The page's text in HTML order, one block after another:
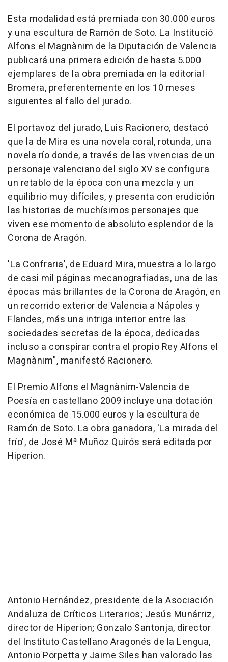
Esta modalidad está premiada con 30.000 euros
y una escultura de Ramón de Soto. La Institució
Alfons el Magnànim de la Diputación de Valencia
publicará una primera edición de hasta 5.000
ejemplares de la obra premiada en la editorial
Bromera, preferentemente en los 10 meses
siguientes al fallo del jurado.
El portavoz del jurado, Luis Racionero, destacó
que la de Mira es una novela coral, rotunda, una
novela río donde, a través de las vivencias de un
personaje valenciano del siglo XV se configura
un retablo de la época con una mezcla y un
equilibrio muy difíciles, y presenta con erudición
las historias de muchísimos personajes que
viven ese momento de absoluto esplendor de la
Corona de Aragón.
'La Confraria', de Eduard Mira, muestra a lo largo
de casi mil páginas mecanografiadas, una de las
épocas más brillantes de la Corona de Aragón, en
un recorrido exterior de Valencia a Nápoles y
Flandes, más una intriga interior entre las
sociedades secretas de la época, dedicadas
incluso a conspirar contra el propio Rey Alfons el
Magnànim", manifestó Racionero.
El Premio Alfons el Magnànim-Valencia de
Poesía en castellano 2009 incluye una dotación
económica de 15.000 euros y la escultura de
Ramón de Soto. La obra ganadora, 'La mirada del
frío', de José Mª Muñoz Quirós será editada por
Hiperion.
Antonio Hernández, presidente de la Asociación
Andaluza de Críticos Literarios; Jesús Munárriz,
director de Hiperion; Gonzalo Santonja, director
del Instituto Castellano Aragonés de la Lengua,
Antonio Porpetta y Jaime Siles han valorado las